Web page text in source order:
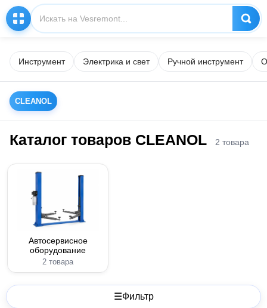
Инструмент Электрика и свет Ручной инструмент
CLEANOL
Каталог товаров CLEANOL 2 товара
Автосервисное
оборудование
2 товара
☰Фильтр